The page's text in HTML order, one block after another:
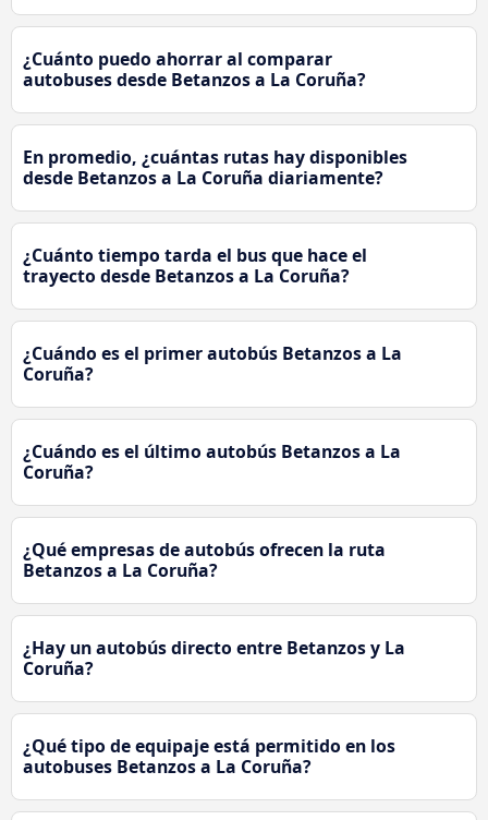
¿Cuánto puedo ahorrar al comparar
autobuses desde Betanzos a La Coruña?
En promedio, ¿cuántas rutas hay disponibles
desde Betanzos a La Coruña diariamente?
¿Cuánto tiempo tarda el bus que hace el
trayecto desde Betanzos a La Coruña?
¿Cuándo es el primer autobús Betanzos a La
Coruña?
¿Cuándo es el último autobús Betanzos a La
Coruña?
¿Qué empresas de autobús ofrecen la ruta
Betanzos a La Coruña?
¿Hay un autobús directo entre Betanzos y La
Coruña?
¿Qué tipo de equipaje está permitido en los
autobuses Betanzos a La Coruña?